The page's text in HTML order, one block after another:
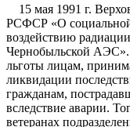
15 мая 1991 г.
РСФСР «О
воздействию
Чернобыльской АЭС».
льготы лицам,
ликвидации
гражданам,
вследствие аварии.
ветеранах